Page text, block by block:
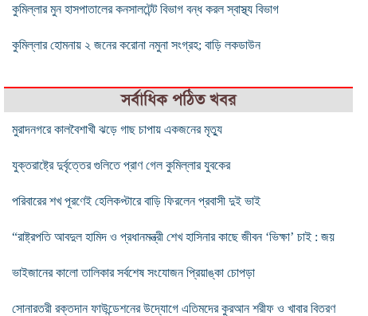
কুমিল্লার মুন হাসপাতালের কনসালটেন্ট বিভাগ বন্ধ করল স্বাস্থ্য বিভাগ
কুমিল্লার হোমনায় ২ জনের করোনা নমুনা সংগ্রহ; বাড়ি লকডাউন
সর্বাধিক পঠিত খবর
মুরাদনগরে কালবৈশাখী ঝড়ে গাছ চাপায় একজনের মৃত্যু
যুক্তরাষ্ট্রে দুর্বৃত্তের গুলিতে প্রাণ গেল কুমিল্লার যুবকের
পরিবারের শখ পূরণেই হেলিকপ্টারে বাড়ি ফিরলেন প্রবাসী দুই ভাই
“রাষ্ট্রপতি আবদুল হামিদ ও প্রধানমন্ত্রী শেখ হাসিনার কাছে জীবন ‘ভিক্ষা’ চাই : জয়
ভাইজানের কালো তালিকার সর্বশেষ সংযোজন প্রিয়াঙ্কা চোপড়া
সোনারতরী রক্তদান ফাউন্ডেশনের উদ্যোগে এতিমদের কুরআন শরীফ ও খাবার বিতরণ